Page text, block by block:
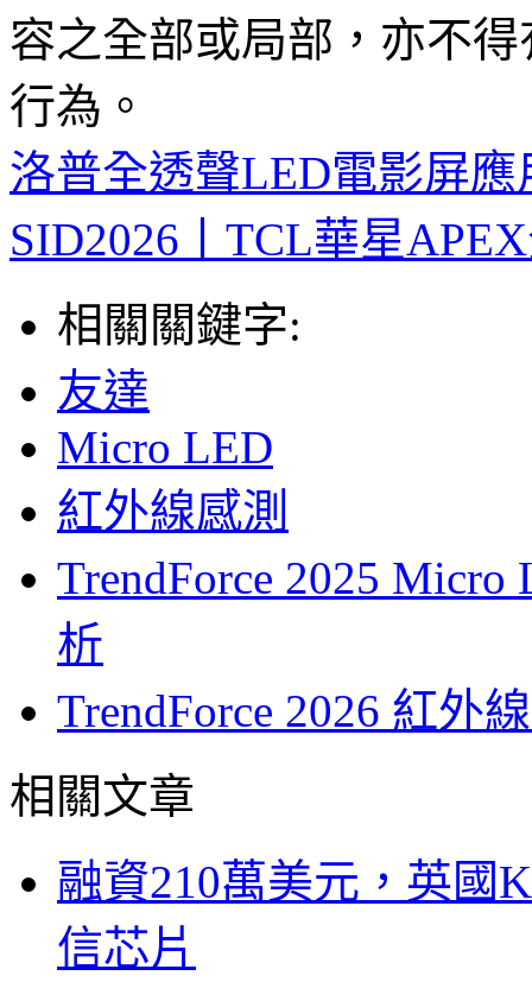
容之全部或局部，亦不
行為。
洛普全透聲LED電影屏
SID2026丨TCL華星
相關關鍵字:
友達
Micro LED
紅外線感測
TrendForce 2025
析
TrendForce 2026 紅外
相關文章
融資210萬美元，英國
信芯片